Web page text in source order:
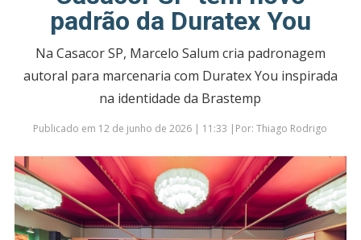
padrão da Duratex You
Na Casacor SP, Marcelo Salum cria padronagem
autoral para marcenaria com Duratex You inspirada
na identidade da Brastemp
Publicado em 12 de junho de 2026 | 11:33 |Por: Thiago Rodrigo